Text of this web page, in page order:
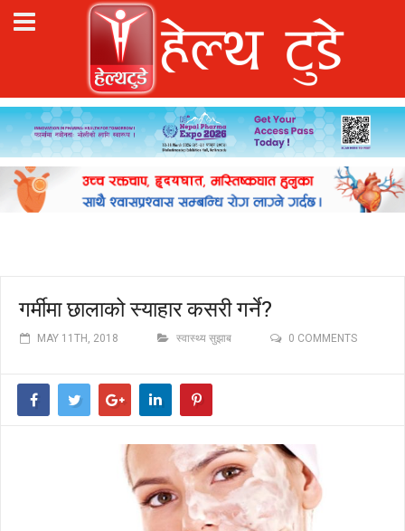
गर्मीमा छालाको स्याहार कसरी गर्ने?
MAY 11TH, 2018 स्वास्थ्य सुझाब 0 COMMENTS